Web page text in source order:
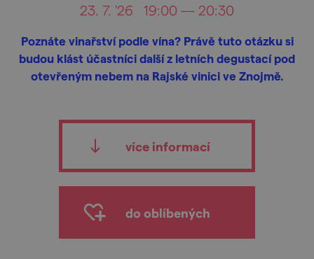
23. 7. '26 19:00 — 20:30
Poznáte vinařství podle vína? Právě tuto otázku si
budou klást účastníci další z letních degustací pod
otevřeným nebem na Rajské vinici ve Znojmě.
více informací
do oblíbených